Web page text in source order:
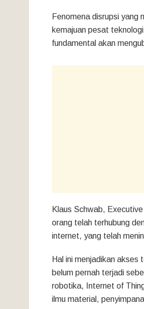
Fenomena disrupsi yang
kemajuan pesat
fundamental akan
Klaus Schwab,
orang telah terhubung
internet, yang telah
Hal ini menjadikan
belum pernah terjadi
robotika, Internet of
ilmu material,